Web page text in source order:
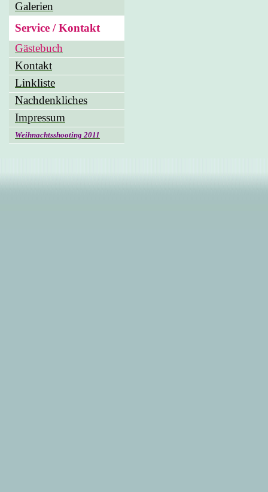
Galerien
Service / Kontakt
Gästebuch
Kontakt
Linkliste
Nachdenkliches
Impressum
Weihnachtsshooting 2011